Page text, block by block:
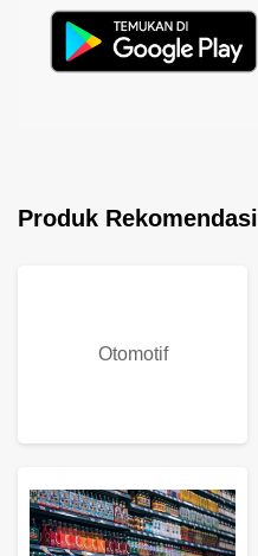
Produk Rekomendasi
Otomotif